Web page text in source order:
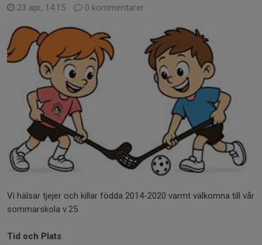
23 apr, 14:15 0 kommentarer
Vi hälsar tjejer och killar födda 2014-2020 varmt välkomna till vår
sommarskola v.25.
Tid och Plats